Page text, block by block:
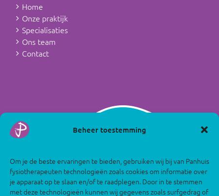
Beheer toestemming
Om je de beste ervaringen te bieden, gebruiken wij bij van Panhuis
fysiotherapeuten technologieën zoals cookies om informatie over
je apparaat op te slaan en/of te raadplegen. Door in te stemmen
met deze technologieën kunnen wij gegevens zoals surfgedrag of
Home
Onze praktijk
Specialisaties
Ons team
Contact